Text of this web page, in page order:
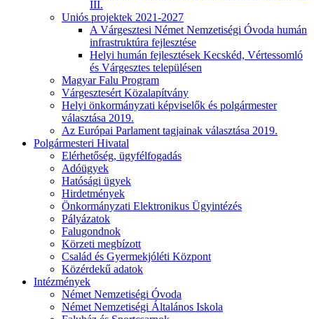
III.
Uniós projektek 2021-2027
A Várgesztesi Német Nemzetiségi Óvoda humán
infrastruktúra fejlesztése
Helyi humán fejlesztések Kecskéd, Vértessomló
és Várgesztes településen
Magyar Falu Program
Várgesztesért Közalapítvány
Helyi önkormányzati képviselők és polgármester
választása 2019.
Az Európai Parlament tagjainak választása 2019.
Polgármesteri Hivatal
Elérhetőség, ügyfélfogadás
Adóügyek
Hatósági ügyek
Hirdetmények
Önkormányzati Elektronikus Ügyintézés
Pályázatok
Falugondnok
Körzeti megbízott
Család és Gyermekjóléti Központ
Közérdekű adatok
Intézmények
Német Nemzetiségi Óvoda
Német Nemzetiségi Általános Iskola